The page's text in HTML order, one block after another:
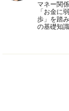
マネー関
「お金に
歩」を踏
の基礎知